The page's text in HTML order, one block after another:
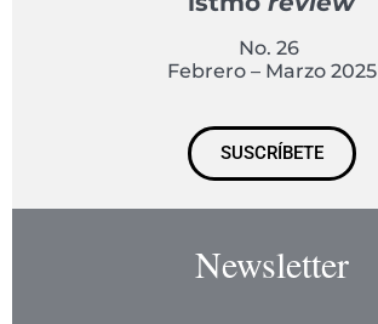
No. 26
Febrero – Marzo 2025
SUSCRÍBETE
Newsletter